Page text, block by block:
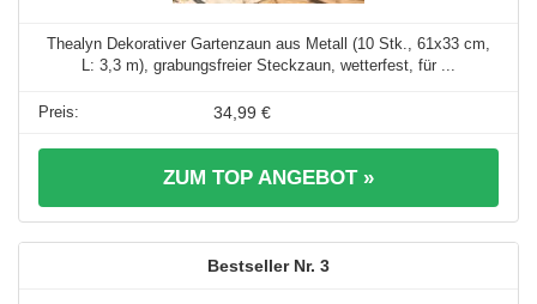
Thealyn Dekorativer Gartenzaun aus Metall (10 Stk., 61x33 cm,
L: 3,3 m), grabungsfreier Steckzaun, wetterfest, für ...
34,99 €
ZUM TOP ANGEBOT »
3